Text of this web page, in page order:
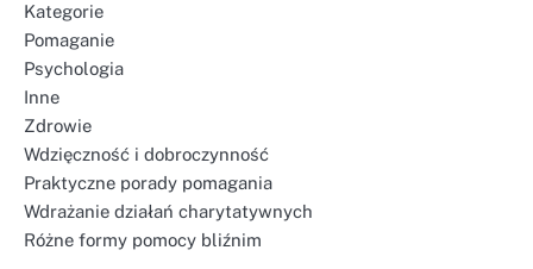
Kategorie
Pomaganie
Psychologia
Inne
Zdrowie
Wdzięczność i dobroczynność
Praktyczne porady pomagania
Wdrażanie działań charytatywnych
Różne formy pomocy bliźnim